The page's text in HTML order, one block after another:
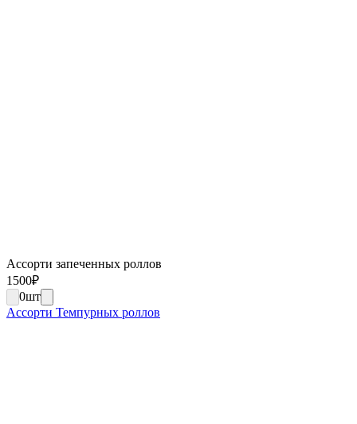
Ассорти запеченных роллов
1500₽
0шт
Ассорти Темпурных роллов